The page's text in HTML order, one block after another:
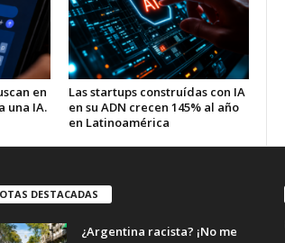
en
una IA.
Las startups construídas con IA
en su ADN crecen 145% al año
en Latinoamérica
DESTACADAS
¿Argentina racista? ¡No me